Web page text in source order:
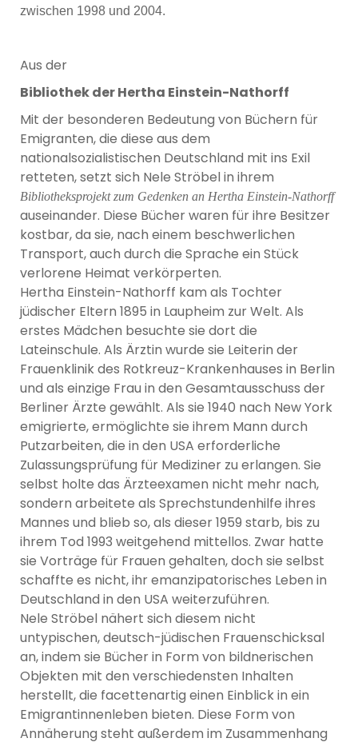
zwischen 1998 und 2004.
Aus der
Bibliothek der Hertha Einstein-Nathorff
Mit der besonderen Bedeutung von Büchern für
Emigranten, die diese aus dem
nationalsozialistischen Deutschland mit ins Exil
retteten, setzt sich Nele Ströbel in ihrem
Bibliotheksprojekt zum Gedenken an Hertha Einstein-Nathorff
auseinander. Diese Bücher waren für ihre Besitzer
kostbar, da sie, nach einem beschwerlichen
Transport, auch durch die Sprache ein Stück
verlorene Heimat verkörperten.
Hertha Einstein-Nathorff kam als Tochter
jüdischer Eltern 1895 in Laupheim zur Welt. Als
erstes Mädchen besuchte sie dort die
Lateinschule. Als Ärztin wurde sie Leiterin der
Frauenklinik des Rotkreuz-Krankenhauses in Berlin
und als einzige Frau in den Gesamtausschuss der
Berliner Ärzte gewählt. Als sie 1940 nach New York
emigrierte, ermöglichte sie ihrem Mann durch
Putzarbeiten, die in den USA erforderliche
Zulassungsprüfung für Mediziner zu erlangen. Sie
selbst holte das Ärzteexamen nicht mehr nach,
sondern arbeitete als Sprechstundenhilfe ihres
Mannes und blieb so, als dieser 1959 starb, bis zu
ihrem Tod 1993 weitgehend mittellos. Zwar hatte
sie Vorträge für Frauen gehalten, doch sie selbst
schaffte es nicht, ihr emanzipatorisches Leben in
Deutschland in den USA weiterzuführen.
Nele Ströbel nähert sich diesem nicht
untypischen, deutsch-jüdischen Frauenschicksal
an, indem sie Bücher in Form von bildnerischen
Objekten mit den verschiedensten Inhalten
herstellt, die facettenartig einen Einblick in ein
Emigrantinnenleben bieten. Diese Form von
Annäherung steht außerdem im Zusammenhang